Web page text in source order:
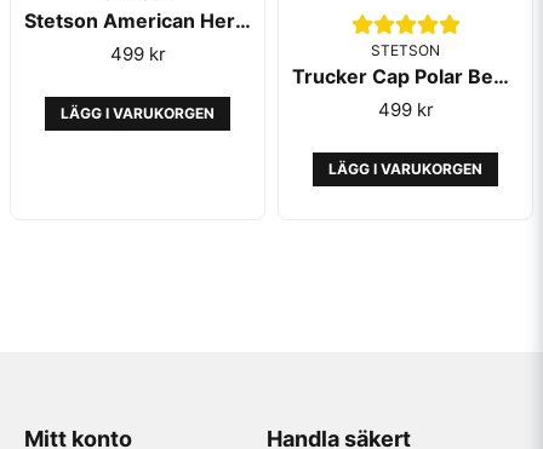
Stetson American Heritage Classic Trucker Cap White
499 kr
LÄGG I VARUKORGEN
STETSON
Trucker Cap Polar Bear -Stetson
499 kr
LÄGG I VARUKORGEN
Mitt konto Handla säkert